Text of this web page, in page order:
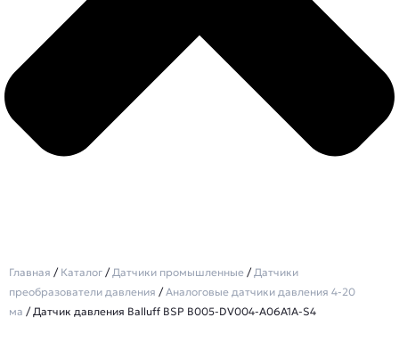
Главная / Каталог /Датчики промышленные /Датчики
преобразователи давления /Аналоговые датчики давления 4-20
ма / Датчик давления Balluff BSP B005-DV004-A06A1A-S4